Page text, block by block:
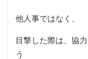
他人事ではなく、
目撃した際は、協
う